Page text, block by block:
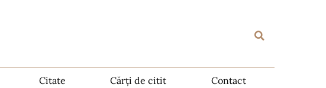
Citate Cărți de citit Contact